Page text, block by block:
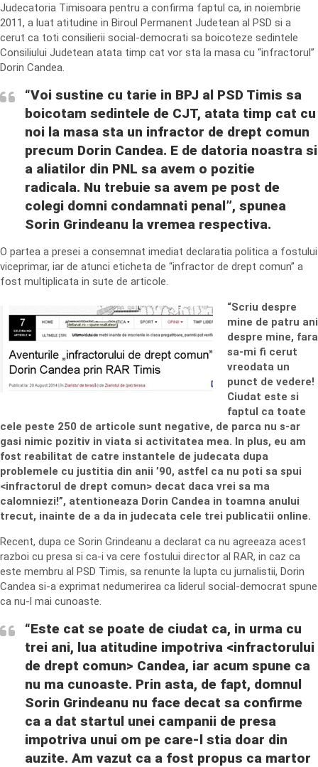
Judecatoria Timisoara pentru a confirma faptul ca, in noiembrie
2011, a luat atitudine in Biroul Permanent Judetean al PSD si a
cerut ca toti consilierii social-democrati sa boicoteze sedintele
Consiliului Judetean atata timp cat vor sta la masa cu “infractorul”
Dorin Candea.
“Voi sustine cu tarie in BPJ al PSD Timis sa
boicotam sedintele de CJT, atata timp cat cu
noi la masa sta un infractor de drept comun
precum Dorin Candea. E de datoria noastra si
a aliatilor din PNL sa avem o pozitie
radicala. Nu trebuie sa avem pe post de
colegi domni condamnati penal”, spunea
Sorin Grindeanu la vremea respectiva.
O partea a presei a consemnat imediat declaratia politica a fostului
viceprimar, iar de atunci eticheta de “infractor de drept comun” a
fost multiplicata in sute de articole.
“Scriu despre
mine de patru ani
despre mine, fara
sa-mi fi cerut
vreodata un
punct de vedere!
Ciudat este si
faptul ca toate
cele peste 250 de articole sunt negative, de parca nu s-ar
gasi nimic pozitiv in viata si activitatea mea. In plus, eu am
fost reabilitat de catre instantele de judecata dupa
problemele cu justitia din anii ’90, astfel ca nu poti sa spui
<infractorul de drept comun> decat daca vrei sa ma
calomniezi!”, atentioneaza Dorin Candea in toamna anului
trecut, inainte de a da in judecata cele trei publicatii online.
Recent, dupa ce Sorin Grindeanu a declarat ca nu agreeaza acest
razboi cu presa si ca-i va cere fostului director al RAR, in caz ca
este membru al PSD Timis, sa renunte la lupta cu jurnalistii, Dorin
Candea si-a exprimat nedumerirea ca liderul social-democrat spune
ca nu-l mai cunoaste.
“Este cat se poate de ciudat ca, in urma cu
trei ani, lua atitudine impotriva <infractorului
de drept comun> Candea, iar acum spune ca
nu ma cunoaste. Prin asta, de fapt, domnul
Sorin Grindeanu nu face decat sa confirme
ca a dat startul unei campanii de presa
impotriva unui om pe care-l stia doar din
auzite. Am vazut ca a fost propus ca martor